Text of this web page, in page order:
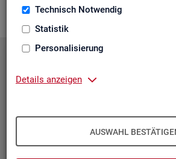
Technisch Notwendig
Statistik
Personalisierung
Details anzeigen
AUSWAHL
men­ge­stellt.
Bund, Län­der und